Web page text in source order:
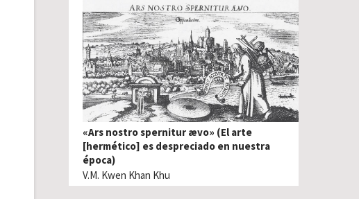
«Ars nostro spernitur ævo» (El arte
[hermético] es despreciado en nuestra
época)
V.M. Kwen Khan Khu